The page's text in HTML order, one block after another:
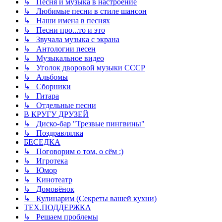
↳ Песня и музыка в настроение
↳ Любимые песни в стиле шансон
↳ Наши имена в песнях
↳ Песни про...то и это
↳ Звучала музыка с экрана
↳ Антологии песен
↳ Музыкальное видео
↳ Уголок дворовой музыки СССР
↳ Альбомы
↳ Сборники
↳ Гитара
↳ Отдельные песни
В КРУГУ ДРУЗЕЙ
↳ Диско-бар "Трезвые пингвины"
↳ Поздравлялка
БЕСЕДКА
↳ Поговорим о том, о сём :)
↳ Игротека
↳ Юмор
↳ Кинотеатр
↳ Домовёнок
↳ Кулинарим (Секреты вашей кухни)
ТЕХ.ПОДДЕРЖКА
↳ Решаем проблемы